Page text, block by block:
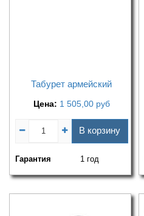
Табурет армейский
Цена: 1 505,00 руб
В корзину
Гарантия 1 год